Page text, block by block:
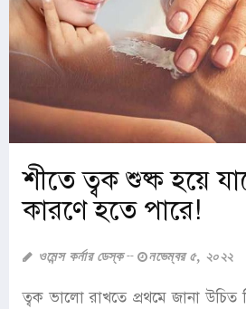
শীতে ত্বক শুষ্ক হয়ে
কারণে হতে পারে!
ওমেন্স কর্নার ডেস্ক নভেম্বর ৫, ২০২২
ত্বক ভালো রাখতে প্রথমে জানা উচিত